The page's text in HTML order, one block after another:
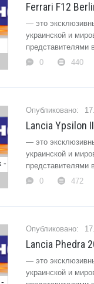
Ferrari F12
— это
украинской и
представителями
0
440
Lancia Ypsilon
— это
украинской и
представителями
0
472
Lancia Phedra
— это
украинской и